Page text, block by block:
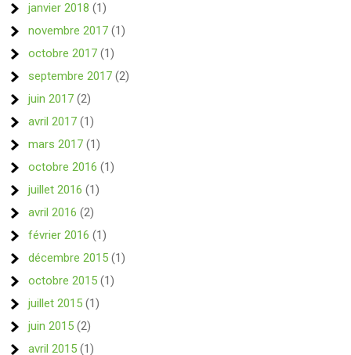
janvier 2018 (1)
novembre 2017 (1)
octobre 2017 (1)
septembre 2017 (2)
juin 2017 (2)
avril 2017 (1)
mars 2017 (1)
octobre 2016 (1)
juillet 2016 (1)
avril 2016 (2)
février 2016 (1)
décembre 2015 (1)
octobre 2015 (1)
juillet 2015 (1)
juin 2015 (2)
avril 2015 (1)